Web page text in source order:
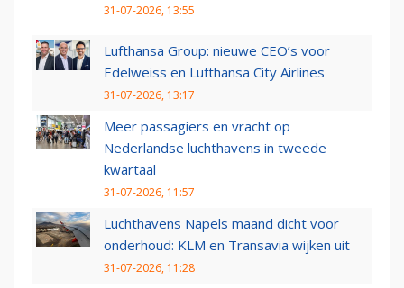
31-07-2026, 13:55
Lufthansa Group: nieuwe CEO’s voor
Edelweiss en Lufthansa City Airlines
31-07-2026, 13:17
Meer passagiers en vracht op
Nederlandse luchthavens in tweede
kwartaal
31-07-2026, 11:57
Luchthavens Napels maand dicht voor
onderhoud: KLM en Transavia wijken uit
31-07-2026, 11:28